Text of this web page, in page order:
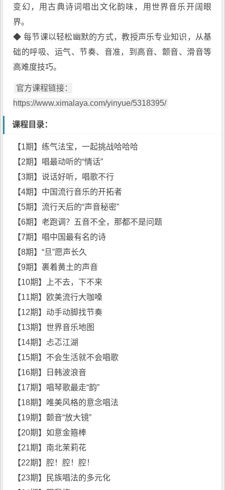
变幻，用古典诗词唱出文化韵味，用世界音乐开阔眼
界。
◆ 每节课以轻松幽默的方式，教授声乐专业知识，从基
础的呼吸、运气、节奏、音准，到高音、颤音、滑音等
高难度技巧。
官方课程链接：
https://www.ximalaya.com/yinyue/5318395/
课程目录：
【1期】练气法宝，一起挑战哈哈哈
【2期】唱最动听的“情话”
【3期】说话好听，唱歌不行
【4期】中国流行音乐的开拓者
【5期】流行天后的“声音秘密”
【6期】老跑调？五音不全，那都不是问题
【7期】唱中国最有名的诗
【8期】“旦”愿声长久
【9期】裹着黄土的声音
【10期】上不去，下不来
【11期】欧美流行大咖嗓
【12期】动手动脚找节奏
【13期】世界音乐地图
【14期】忐忑江湖
【15期】不会生活就不会唱歌
【16期】日韩波浪音
【17期】唱琴歌最走“韵”
【18期】唯美风格的意念唱法
【19期】颤音“放大镜”
【20期】如意金箍棒
【21期】南北茉莉花
【22期】腔！腔！腔！
【23期】
民族唱法的多元化